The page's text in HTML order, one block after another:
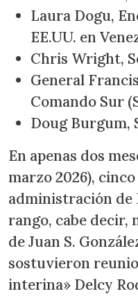
Laura Dogu,
EE.UU. en
Chris Wright,
General
Comando Sur
Doug
En apenas dos
marzo 2026),
administración de
rango, cabe decir,
de Juan S.
sostuvieron
interina» Delcy